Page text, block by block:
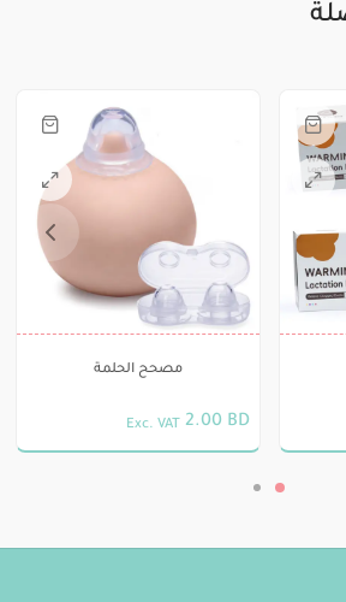
مصحح الحلمة
2.00 BD
Exc. VAT